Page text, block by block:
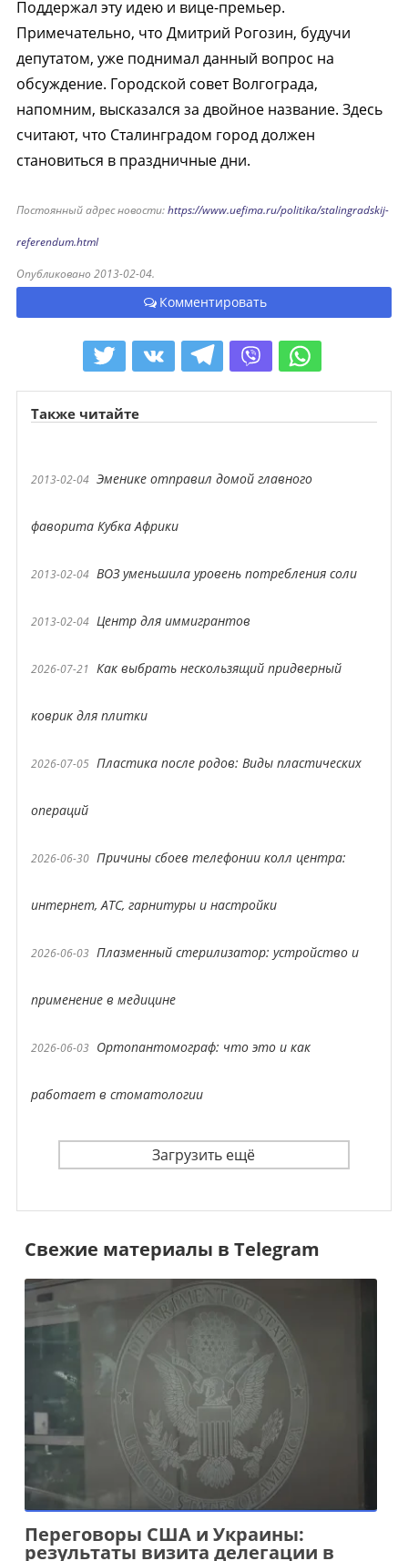
Поддержал эту идею и вице-премьер.
Примечательно, что Дмитрий Рогозин, будучи
депутатом, уже поднимал данный вопрос на
обсуждение. Городской совет Волгограда,
напомним, высказался за двойное название. Здесь
считают, что Сталинградом город должен
становиться в праздничные дни.
Постоянный адрес новости:https://www.uefima.ru/politika/stalingradskij-
referendum.html
Опубликовано 2013-02-04.
Комментировать
Также читайте
2013-02-04 Эменике отправил домой главного
фаворита Кубка Африки
2013-02-04 ВОЗ уменьшила уровень потребления соли
2013-02-04 Центр для иммигрантов
2026-07-21 Как выбрать нескользящий придверный
коврик для плитки
2026-07-05 Пластика после родов: Виды пластических
операций
2026-06-30 Причины сбоев телефонии колл центра:
интернет, АТС, гарнитуры и настройки
2026-06-03 Плазменный стерилизатор: устройство и
применение в медицине
2026-06-03 Ортопантомограф: что это и как
работает в стоматологии
Загрузить ещё
Свежие материалы в Telegram
Переговоры США и Украины:
результаты визита делегации в